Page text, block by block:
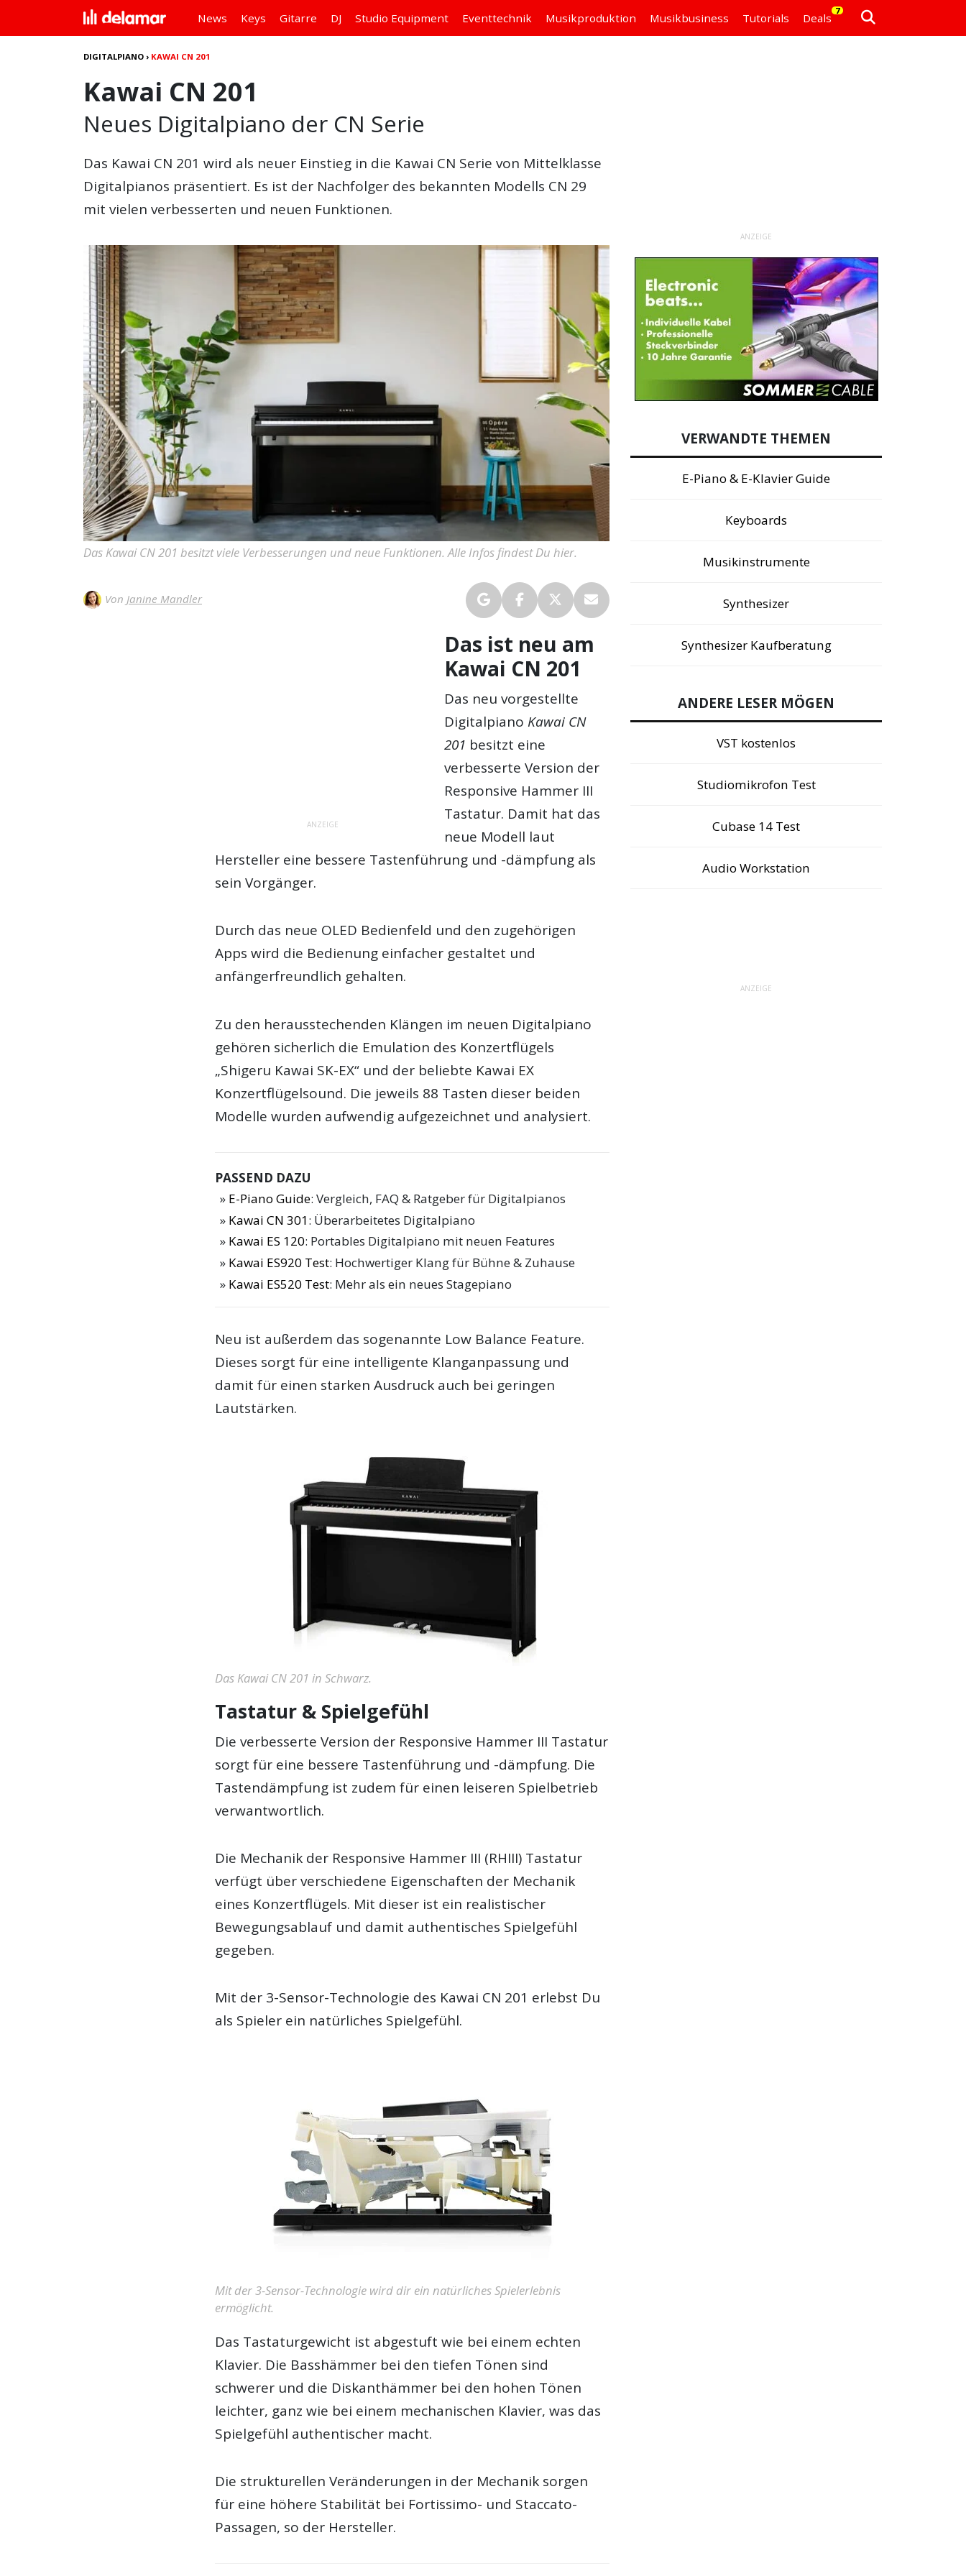
News Keys Gitarre DJ Studio Equipment Eventtechnik Musikproduktion Musikbusiness Tutorials Deals
7
DIGITALPIANO › KAWAI CN 201
Kawai CN 201
Neues Digitalpiano der CN Serie
Das Kawai CN 201 wird als neuer Einstieg in die Kawai CN Serie von Mittelklasse
Digitalpianos präsentiert. Es ist der Nachfolger des bekannten Modells CN 29
mit vielen verbesserten und neuen Funktionen.
Das Kawai CN 201 besitzt viele Verbesserungen und neue Funktionen. Alle Infos findest Du hier.
Von Janine Mandler
ANZEIGE
Das ist neu am
Kawai CN 201
Das neu vorgestellte
Digitalpiano Kawai CN
201 besitzt eine
verbesserte Version der
Responsive Hammer III
Tastatur. Damit hat das
neue Modell laut
Hersteller eine bessere Tastenführung und -dämpfung als
sein Vorgänger.
Durch das neue OLED Bedienfeld und den zugehörigen
Apps wird die Bedienung einfacher gestaltet und
anfängerfreundlich gehalten.
Zu den herausstechenden Klängen im neuen Digitalpiano
gehören sicherlich die Emulation des Konzertflügels
„Shigeru Kawai SK-EX“ und der beliebte Kawai EX
Konzertflügelsound. Die jeweils 88 Tasten dieser beiden
Modelle wurden aufwendig aufgezeichnet und analysiert.
PASSEND DAZU
E-Piano Guide: Vergleich, FAQ & Ratgeber für Digitalpianos
Kawai CN 301: Überarbeitetes Digitalpiano
Kawai ES 120: Portables Digitalpiano mit neuen Features
Kawai ES920 Test: Hochwertiger Klang für Bühne & Zuhause
Kawai ES520 Test: Mehr als ein neues Stagepiano
Neu ist außerdem das sogenannte Low Balance Feature.
Dieses sorgt für eine intelligente Klanganpassung und
damit für einen starken Ausdruck auch bei geringen
Lautstärken.
Das Kawai CN 201 in Schwarz.
Tastatur & Spielgefühl
Die verbesserte Version der Responsive Hammer III Tastatur
sorgt für eine bessere Tastenführung und -dämpfung. Die
Tastendämpfung ist zudem für einen leiseren Spielbetrieb
verwantwortlich.
Die Mechanik der Responsive Hammer III (RHIII) Tastatur
verfügt über verschiedene Eigenschaften der Mechanik
eines Konzertflügels. Mit dieser ist ein realistischer
Bewegungsablauf und damit authentisches Spielgefühl
gegeben.
Mit der 3-Sensor-Technologie des Kawai CN 201 erlebst Du
als Spieler ein natürliches Spielgefühl.
Mit der 3-Sensor-Technologie wird dir ein natürliches Spielerlebnis
ermöglicht.
Das Tastaturgewicht ist abgestuft wie bei einem echten
Klavier. Die Basshämmer bei den tiefen Tönen sind
schwerer und die Diskanthämmer bei den hohen Tönen
leichter, ganz wie bei einem mechanischen Klavier, was das
Spielgefühl authentischer macht.
Die strukturellen Veränderungen in der Mechanik sorgen
für eine höhere Stabilität bei Fortissimo- und Staccato-
Passagen, so der Hersteller.
ANZEIGE
VERWANDTE THEMEN
E-Piano & E-Klavier Guide
Keyboards
Musikinstrumente
Synthesizer
Synthesizer Kaufberatung
ANDERE LESER MÖGEN
VST kostenlos
Studiomikrofon Test
Cubase 14 Test
Audio Workstation
ANZEIGE